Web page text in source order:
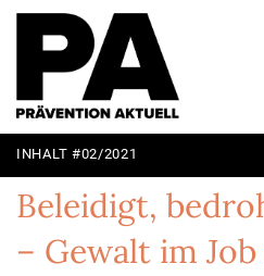
INHALT #02/2021
TITELTHEMA
EDITORIAL
Beleidigt,
– Gewalt im